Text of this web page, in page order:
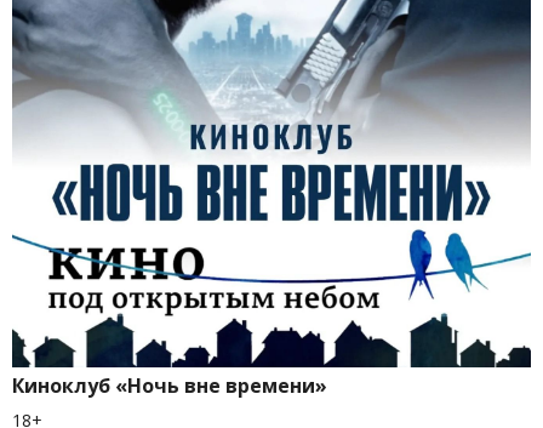
Киноклуб «Ночь вне времени»
18+